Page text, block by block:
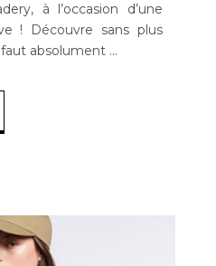
à l’occasion d’une
! Découvre sans plus
absolument